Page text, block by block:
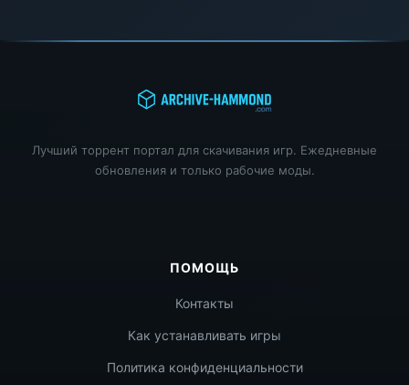
Лучший торрент портал для скачивания игр. Ежедневные
обновления и только рабочие моды.
ПОМОЩЬ
Контакты
Как устанавливать игры
Политика конфиденциальности